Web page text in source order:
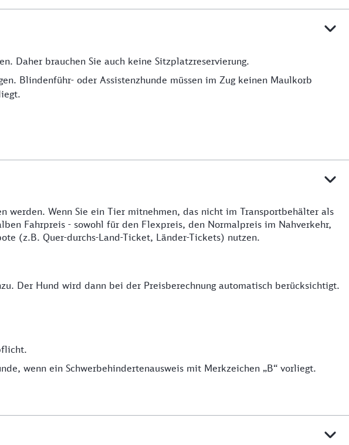
Daher brauchen Sie auch keine Sitzplatzreservierung.
Blindenführ- oder Assistenzhunde müssen im Zug keinen Maulkorb
Wenn Sie ein Tier mitnehmen, das nicht im Transportbehälter als
Fahrpreis - sowohl für den Flexpreis, den Normalpreis im Nahverkehr,
(z.B. Quer-durchs-Land-Ticket, Länder-Tickets) nutzen.
Der Hund wird dann bei der Preisberechnung automatisch berücksichtigt.
wenn ein Schwerbehindertenausweis mit Merkzeichen „B“ vorliegt.